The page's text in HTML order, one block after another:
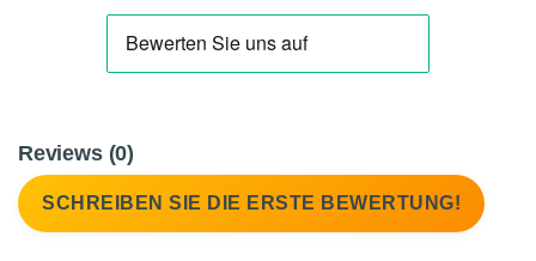
Reviews (0)
SCHREIBEN SIE DIE ERSTE BEWERTUNG!